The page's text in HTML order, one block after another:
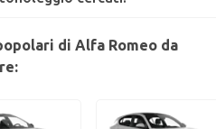
di Alfa Romeo da